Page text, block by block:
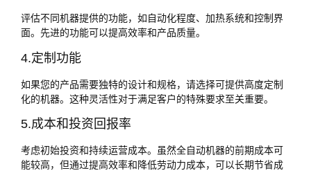
评估不同机器提供的功能，如自动化程度、加热系统和控制界
面。先进的功能可以提高效率和产品质量。
4.定制功能
如果您的产品需要独特的设计和规格，请选择可提供高度定制
化的机器。这种灵活性对于满足客户的特殊要求至关重要。
5.成本和投资回报率
考虑初始投资和持续运营成本。虽然全自动机器的前期成本可
能较高，但通过提高效率和降低劳动力成本，可以长期节省成